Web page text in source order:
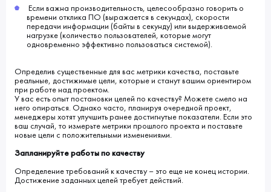
Если важна производительность, целесообразно говорить о
времени отклика ПО (выражается в секундах), скорости
передачи информации (байты в секунду) или выдерживаемой
нагрузке (количество пользователей, которые могут
одновременно эффективно пользоваться системой).
Определив существенные для вас метрики качества, поставьте
реальные, достижимые цели, которые и станут вашим ориентиром
при работе над проектом.
У вас есть опыт постановки целей по качеству? Можете смело на
него опираться. Однако часто, планируя очередной проект,
менеджеры хотят улучшить ранее достигнутые показатели. Если это
ваш случай, то измерьте метрики прошлого проекта и поставьте
новые цели с положительными изменениями.
Запланируйте работы по качеству
Определение требований к качеству – это еще не конец истории.
Достижение заданных целей требует действий.